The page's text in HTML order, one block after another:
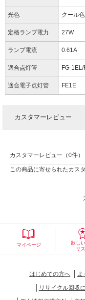
光色 クール色
定格ランプ電力 27W
ランプ電流 0.61A
適合点灯管 FG-
適合電子点灯管 FE1E
カスタマーレビュー
カスタマーレビュー（0件）
この商品に寄せられたカス
マイページ
欲し
リ
はじめての方へ よ
リサイクル回収